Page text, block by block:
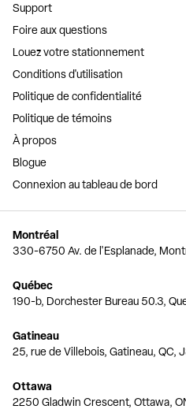
Support
Foire aux questions
Louez votre stationnement
Conditions d'utilisation
Politique de confidentialité
Politique de témoins
À propos
Blogue
Connexion au tableau de bord
Montréal
330-6750 Av. de l'Esplanade,
Québec
190-b, Dorchester Bureau 50.3,
Gatineau
25, rue de Villebois, Gatineau, QC,
Ottawa
2250 Gladwin Crescent, Ottawa,